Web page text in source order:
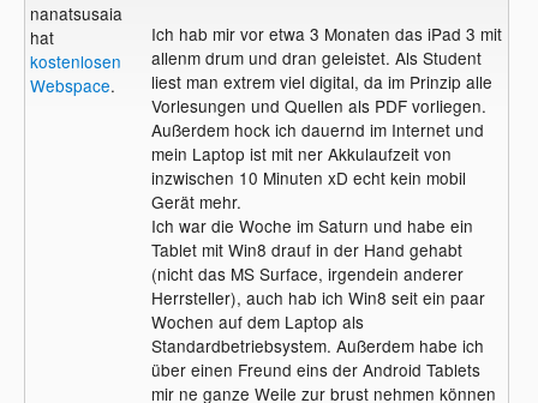
nanatsusaia
hat
kostenlosen
Webspace.
Ich hab mir vor etwa 3 Monaten das iPad 3 mit
allenm drum und dran geleistet. Als Student
liest man extrem viel digital, da im Prinzip alle
Vorlesungen und Quellen als PDF vorliegen.
Außerdem hock ich dauernd im Internet und
mein Laptop ist mit ner Akkulaufzeit von
inzwischen 10 Minuten xD echt kein mobil
Gerät mehr.
Ich war die Woche im Saturn und habe ein
Tablet mit Win8 drauf in der Hand gehabt
(nicht das MS Surface, irgendein anderer
Herrsteller), auch hab ich Win8 seit ein paar
Wochen auf dem Laptop als
Standardbetriebsystem. Außerdem habe ich
über einen Freund eins der Android Tablets
mir ne ganze Weile zur brust nehmen können